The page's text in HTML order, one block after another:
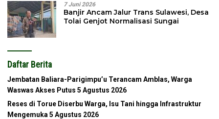
7 Juni 2026
Banjir Ancam Jalur Trans Sulawesi, Desa
Tolai Genjot Normalisasi Sungai
Daftar Berita
Jembatan Baliara-Parigimpu’u Terancam Amblas, Warga
Waswas Akses Putus 5 Agustus 2026
Reses di Torue Diserbu Warga, Isu Tani hingga Infrastruktur
Mengemuka 5 Agustus 2026